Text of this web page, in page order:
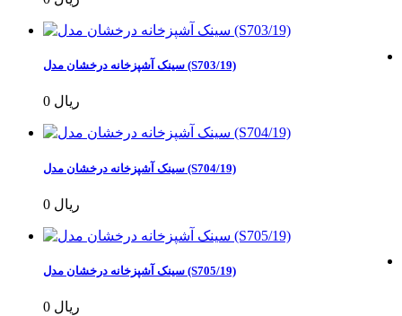
سینک آشپزخانه درخشان مدل (S703/19)
0 ریال
سینک آشپزخانه درخشان مدل (S704/19)
0 ریال
سینک آشپزخانه درخشان مدل (S705/19)
0 ریال